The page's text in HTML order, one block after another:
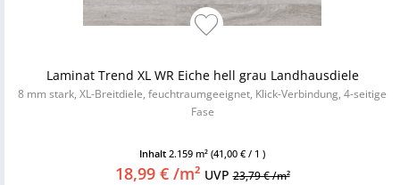
Laminat Trend XL WR Eiche hell grau Landhausdiele
8 mm stark, XL-Breitdiele, feuchtraumgeeignet, Klick-Verbindung, 4-seitige
Fase
Inhalt 2.159 m² (41,00 € / 1 )
18,99 € /m² UVP23,79 € /m²